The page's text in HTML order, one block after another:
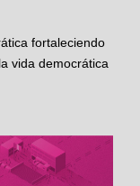
fortaleciendo
vida democrática